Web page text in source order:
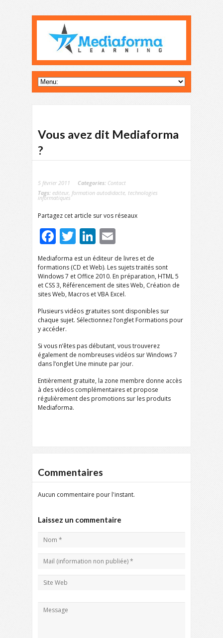
Vous avez dit Mediaforma
?
5 février 2011 Categories: Contact
Tags: editeur, formation autodidacte, technologies
informatiques
Partagez cet article sur vos réseaux
Facebook
TwitterLinkedIn
Mediaforma est un éditeur de livres et de
formations (CD et Web). Les sujets traités sont
Windows 7 et Office 2010. En préparation, HTML 5
et CSS 3, Référencement de sites Web, Création de
sites Web, Macros et VBA Excel.
Plusieurs vidéos gratuites sont disponibles sur
chaque sujet. Sélectionnez l’onglet Formations pour
y accéder.
Si vous n’êtes pas débutant, vous trouverez
également de nombreuses vidéos sur Windows 7
dans l’onglet Une minute par jour.
Entièrement gratuite, la zone membre donne accès
à des vidéos complémentaires et propose
régulièrement des promotions sur les produits
Mediaforma.
Commentaires
Aucun commentaire pour l'instant.
Laissez un commentaire